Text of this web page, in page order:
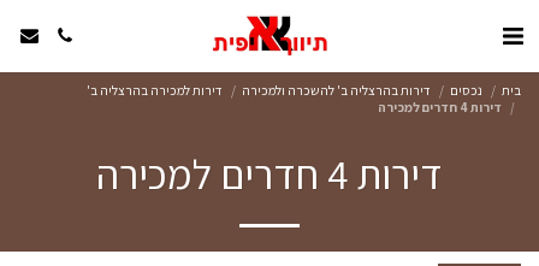
בית נכסים דירות בהרצליה ב' להשכרה ולמכירה
דירות למכירה בהרצליה ב'
דירות 4 חדרים למכירה
דירות 4 חדרים למכירה